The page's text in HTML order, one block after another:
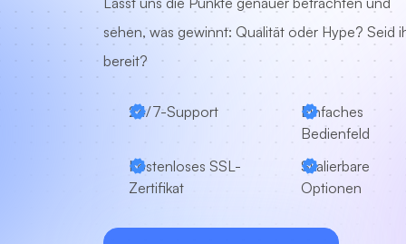
sehen, was gewinnt: Qualität oder Hype? Seid
bereit?
24/7-Support
Einfaches
Bedienfeld
Kostenloses SSL-
Zertifikat
Skalierbare
Optionen